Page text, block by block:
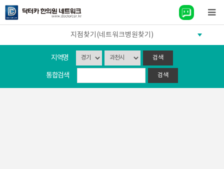
지점찾기(네트워크병원찾기)
지역명
통합검색